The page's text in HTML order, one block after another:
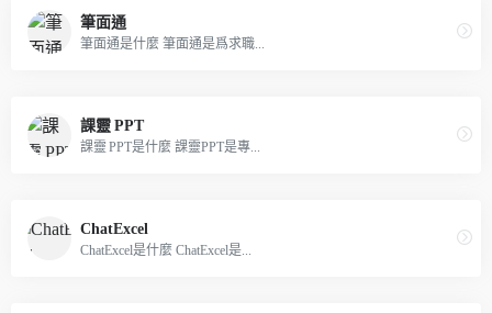
筆面通
筆面通是什麼 筆面通是爲求職...
課靈 PPT
課靈 PPT是什麼 課靈PPT是專...
ChatExcel
ChatExcel是什麼 ChatExcel是...